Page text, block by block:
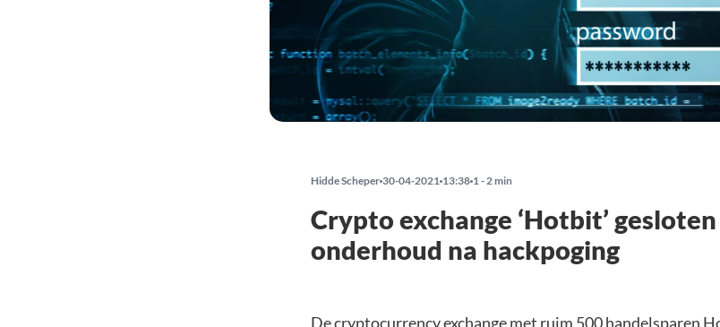
Hidde Scheper 30-04-2021 13:38 1 - 2 min
Crypto exchange ‘Hotbit’
onderhoud na hackpoging
De cryptocurrency exchange met ruim 500 handelsparen